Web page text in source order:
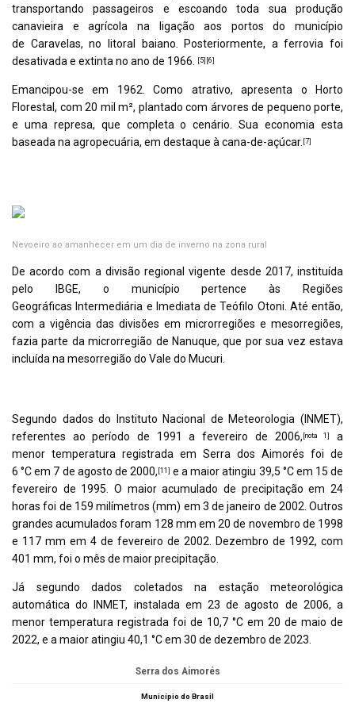
transportando passageiros e escoando toda sua produção
canavieira e agrícola na ligação aos portos do município
de Caravelas, no litoral baiano . Posteriormente, a ferrovia foi
desativada e extinta no ano de 1966.
[5] [6]
Emancipou-se em 1962. Como atrativo, apresenta o Horto
Florestal, com 20 mil m², plantado com árvores de pequeno porte,
e uma represa, que completa o cenário. Sua economia esta
baseada na agropecuária, em destaque à cana-de-açúcar. [7]
Nevoeiro ao amanhecer em um dia de inverno na zona rural
De acordo com a divisão regional vigente desde 2017, instituída
pelo IBGE, o município pertence às
Regiões
Geográficas Intermediária e Imediata de Teófilo Otoni. Até então,
com a vigência das divisões em microrregiões e mesorregiões,
fazia parte da microrregião de Nanuque, que por sua vez estava
incluída na mesorregião do Vale do Mucuri
Segundo dados do Instituto Nacional de Meteorologia (INMET),
referentes ao período de 1991 a fevereiro de 2006, [nota 1]
a
menor temperatura registrada em Serra dos Aimorés foi de
6°Cem 7 de agosto de 2000, [11 ] e a maior atingiu 39,5 °C em 15 de
fevereiro de 1995. O maior acumulado de precipitação em 24
horas foi de 159 milímetros (mm) em 3 de janeiro de 2002. Outros
grandes acumulados foram 128 mm em 20 de novembro de 1998
e 117 mm em 4 de fevereiro de 2002. Dezembro de 1992, com
401 mm, foi o mês de maior precipitação.
Já segundo dados coletados na estação meteorológica
automática do INMET, instalada em 23 de agosto de 2006, a
menor temperatura registrada foi de 10,7 °C em 20 de maio de
2022, e a maior atingiu 40,1 °C em 30 de dezembro de 2023.
Serra dos Aimorés
Município do Brasil